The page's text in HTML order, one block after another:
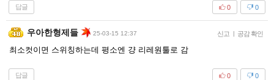
답글 0
0
우아한형제들 25-03-15 12:37 신고 | 공감 확인
최소컷이면 스위칭하는데 평소엔 걍 리레원툴로 감
답글 0
0